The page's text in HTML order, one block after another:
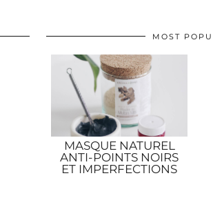
MOST
MASQUE NATUREL
ANTI-POINTS NOIRS
ET IMPERFECTIONS